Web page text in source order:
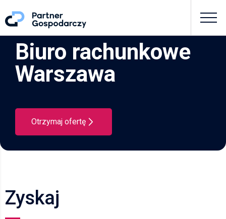
Biuro rachunkowe
Warszawa
Otrzymaj ofertę
Zyskaj